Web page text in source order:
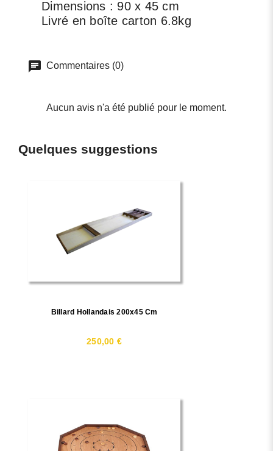
Dimensions : 90 x 45 cm
Livré en boîte carton 6.8kg
Commentaires (0)
Aucun avis n'a été publié pour le moment.
Quelques suggestions
Billard Hollandais 200x45 Cm
250,00 €